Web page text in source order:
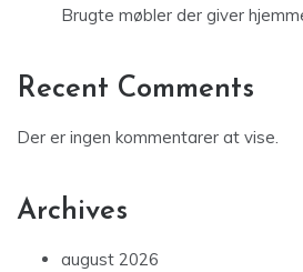
Brugte møbler der giver
Recent Comments
Der er ingen kommentarer at vise.
Archives
august 2026